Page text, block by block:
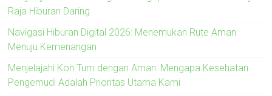
Raja Hiburan Daring
Navigasi Hiburan Digital 2026: Menemukan Rute Aman
Menuju Kemenangan
Menjelajahi Kon Tum dengan Aman: Mengapa Kesehatan
Pengemudi Adalah Prioritas Utama Kami